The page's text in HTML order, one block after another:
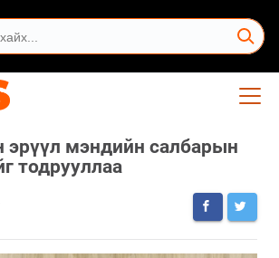
эрүүл мэндийн салбарын
тодрууллаа